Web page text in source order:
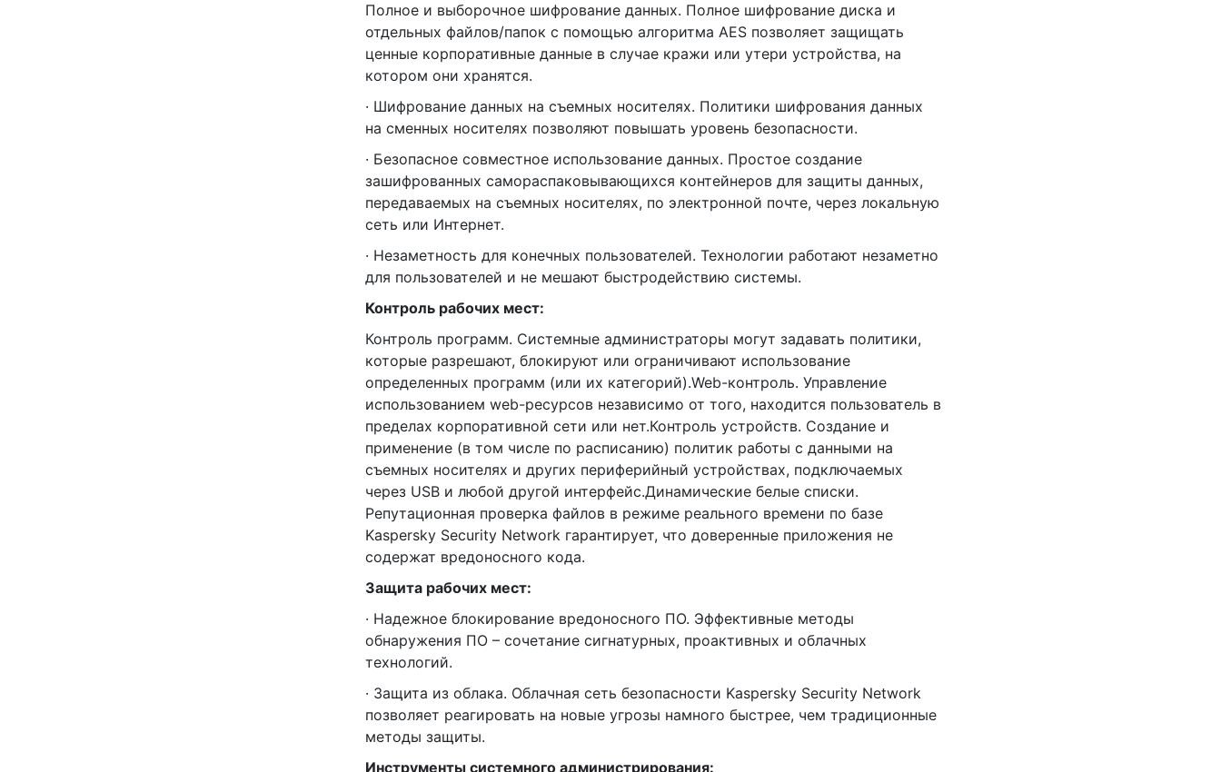
Полное и выборочное шифрование данных. Полное шифрование диска и
отдельных файлов/папок с помощью алгоритма AES позволяет защищать
ценные корпоративные данные в случае кражи или утери устройства, на
котором они хранятся.
· Шифрование данных на съемных носителях. Политики шифрования данных
на сменных носителях позволяют повышать уровень безопасности.
· Безопасное совместное использование данных. Простое создание
зашифрованных самораспаковывающихся контейнеров для защиты данных,
передаваемых на съемных носителях, по электронной почте, через локальную
сеть или Интернет.
· Незаметность для конечных пользователей. Технологии работают незаметно
для пользователей и не мешают быстродействию системы.
Контроль рабочих мест:
Контроль программ. Системные администраторы могут задавать политики,
которые разрешают, блокируют или ограничивают использование
определенных программ (или их категорий).Web-контроль. Управление
использованием web-ресурсов независимо от того, находится пользователь в
пределах корпоративной сети или нет.Контроль устройств. Создание и
применение (в том числе по расписанию) политик работы с данными на
съемных носителях и других периферийный устройствах, подключаемых
через USB и любой другой интерфейс.Динамические белые списки.
Репутационная проверка файлов в режиме реального времени по базе
Kaspersky Security Network гарантирует, что доверенные приложения не
содержат вредоносного кода.
Защита рабочих мест:
· Надежное блокирование вредоносного ПО. Эффективные методы
обнаружения ПО – сочетание сигнатурных, проактивных и облачных
технологий.
· Защита из облака. Облачная сеть безопасности Kaspersky Security Network
позволяет реагировать на новые угрозы намного быстрее, чем традиционные
методы защиты.
Инструменты системного администрирования: